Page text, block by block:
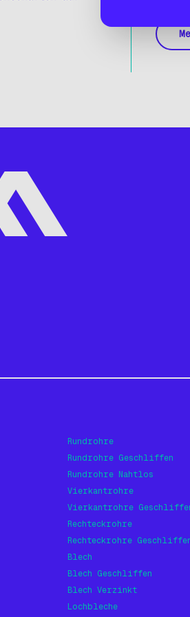
Rundrohre
Rundrohre Geschliffen
Rundrohre Nahtlos
Vierkantrohre
Vierkantrohre
Rechteckrohre
Rechteckrohre
Blech
Blech Geschliffen
Blech Verzinkt
Lochbleche